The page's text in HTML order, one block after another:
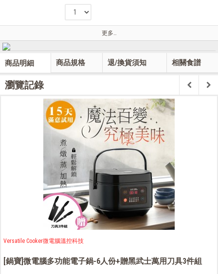
更多…
商品明細 商品規格 退/換貨須知 相關食譜
瀏覽記錄
Versatile Cooker微電腦溫控科技
[鍋寶]微電腦多功能電子鍋-6人份+贈黑武士萬用刀具3件組